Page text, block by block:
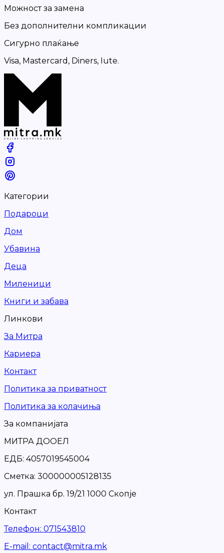
Можност за замена
Без дополнителни компликации
Сигурно плаќање
Visa, Mastercard, Diners, Iute.
Категории
Подароци
Дом
Убавина
Деца
Миленици
Книги и забава
Линкови
За Митра
Кариера
Контакт
Политика за приватност
Политика за колачиња
За компанијата
МИТРА ДООЕЛ
ЕДБ: 4057019545004
Сметка: 300000005128135
ул. Прашка бр. 19/21 1000 Скопје
Контакт
Телефон: 071543810
Е-mail : contact@mitra.mk